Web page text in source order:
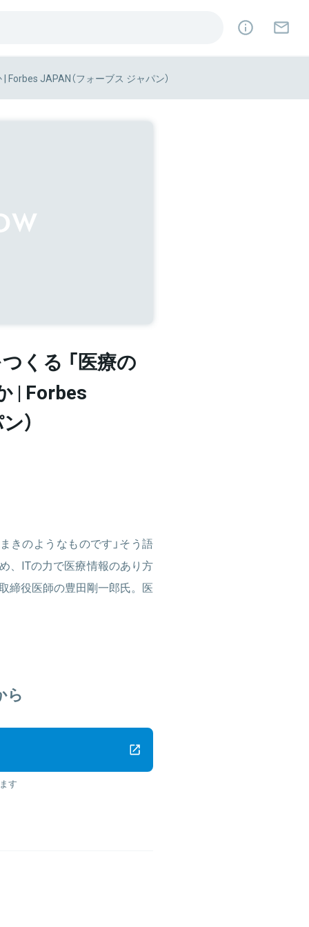
JAPAN（フォーブス ジャパン）
くる 「医療の
| Forbes
）
きのようなものです」そう語
、ITの力で医療情報のあり方
締役医師の豊田剛一郎氏。医
ら
す